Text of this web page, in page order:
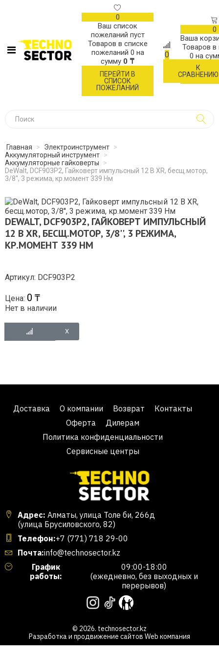
0
Ваш список
пожеланий пуст
Товаров в списке
пожеланий 0 на
сумму 0 ₸
ПЕРЕЙТИ В
СПИСОК
ПОЖЕЛАНИЙ
0
К
СРАВНЕНИЮ
0
Ваша
Товаров в
0 на
Главная > Электроинструмент >
Аккумуляторный инструмент >
Аккумуляторные гайковерты
>
DeWalt, DCF903P2, Гайковерт импульсный 12 В XR, бесщ.мотор,
3/8'', 3 режима, кр.момент 339 Нм
DEWALT, DCF903P2, ГАЙКОВЕРТ ИМПУЛЬСНЫЙ
12 В XR, БЕСЩ.МОТОР, 3/8'', 3 РЕЖИМА,
КР.МОМЕНТ 339 НМ
Артикул: DCF903P2
Цена: 0 ₸
Нет в наличии
Доставка О компании Возврат
Контакты
Оферта
Дилерам
Политика конфиденциальности
Сервисные центры
Адрес: Алматы, улица Толе би, 266д
(улица Брусиловского, 82)
Телефон:+7 (771) 718 29-00
Почта:info@technosector.kz
График
работы:
09:00-18:00
(ежедневно, без выходных и
перерывов)
© 2026. technosector.kz
Разработка и продвижение сайтов Web компания